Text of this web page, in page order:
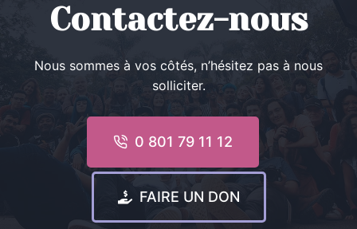
Contactez-nous
Nous sommes à vos côtés, n’hésitez pas à nous
solliciter.
0 801 79 11 12
FAIRE UN DON